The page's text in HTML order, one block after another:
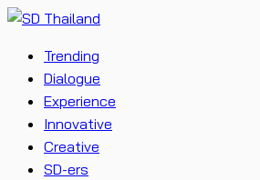
Trending
Dialogue
Experience
Innovative
Creative
SD-ers